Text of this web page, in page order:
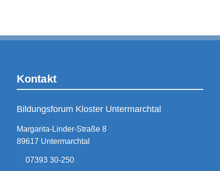
Kontakt
Bildungsforum Kloster Untermarchtal
Margarita-Linder-Straße 8
89617 Untermarchtal
07393 30-250